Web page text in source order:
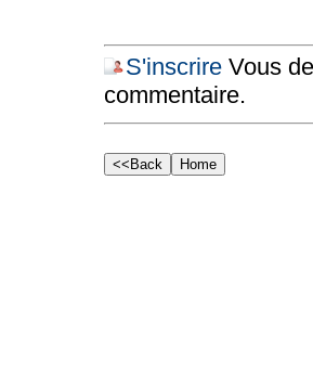
S'inscrireVous
commentaire.